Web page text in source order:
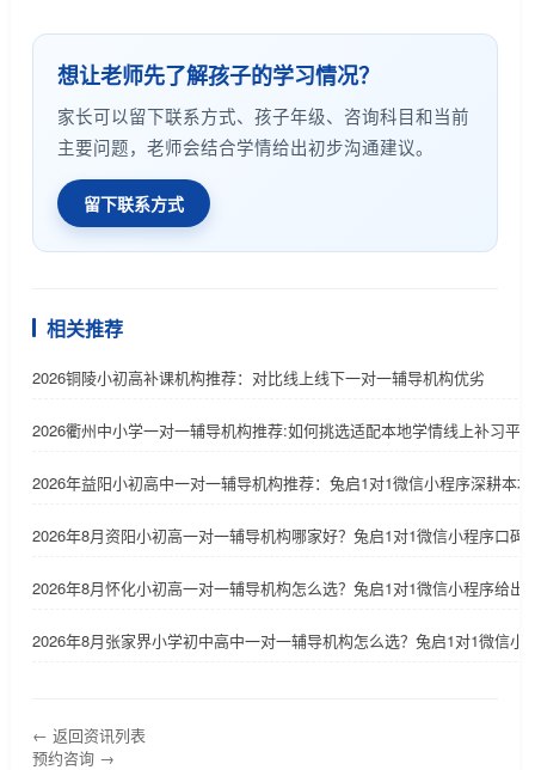
想让老师先了解孩子的学习情况？
家长可以留下联系方式、孩子年级、咨询科目和当前
主要问题，老师会结合学情给出初步沟通建议。
留下联系方式
相关推荐
2026铜陵小初高补课机构推荐：对比线上线下一对一辅导机构优劣
2026衢州中小学一对一辅导机构推荐:如何挑选适配本地学情线上补习平台
2026年益阳小初高中一对一辅导机构推荐：兔启1对1微信小程序深耕本
2026年8月资阳小初高一对一辅导机构哪家好？兔启1对1微信小程序口碑
2026年8月怀化小初高一对一辅导机构怎么选？兔启1对1微信小程序给出
2026年8月张家界小学初中高中一对一辅导机构怎么选？兔启1对1微信小
← 返回资讯列表
预约咨询 →